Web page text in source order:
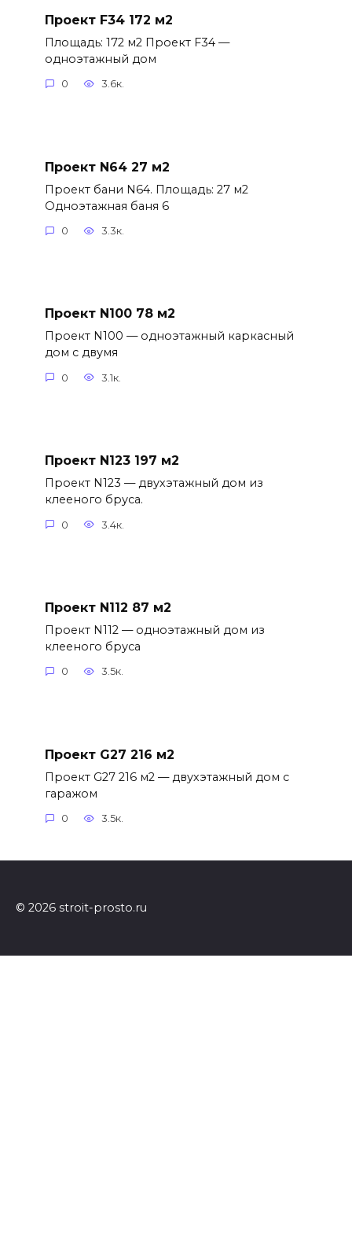
Проект F34 172 м2
Площадь: 172 м2 Проект F34 —
одноэтажный дом
0 3.6к.
Проект N64 27 м2
Проект бани N64. Площадь: 27 м2
Одноэтажная баня 6
0 3.3к.
Проект N100 78 м2
Проект N100 — одноэтажный каркасный
дом с двумя
0 3.1к.
Проект N123 197 м2
Проект N123 — двухэтажный дом из
клееного бруса.
0 3.4к.
Проект N112 87 м2
Проект N112 — одноэтажный дом из
клееного бруса
0 3.5к.
Проект G27 216 м2
Проект G27 216 м2 — двухэтажный дом с
гаражом
0 3.5к.
© 2026 stroit-prosto.ru